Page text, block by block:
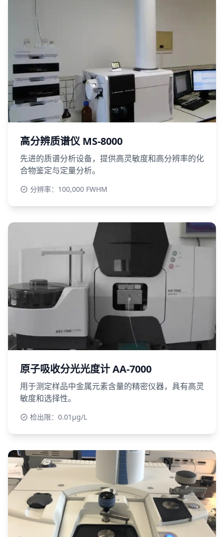
高分辨质谱仪 MS-8000
先进的质谱分析设备，提供高灵敏度和高分辨率的化
合物鉴定与定量分析。
分辨率：100,000 FWHM
原子吸收分光光度计 AA-7000
用于测定样品中金属元素含量的精密仪器，具有高灵
敏度和选择性。
检出限：0.01μg/L